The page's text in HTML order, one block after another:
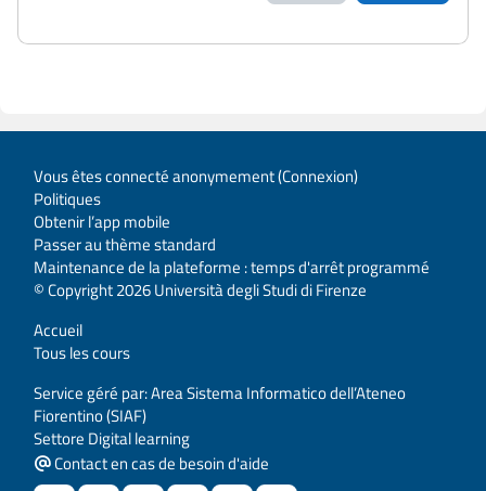
Vous êtes connecté anonymement (Connexion)
Politiques
Obtenir l’app mobile
Passer au thème standard
Maintenance de la plateforme : temps d'arrêt programmé
© Copyright 2026 Università degli Studi di Firenze
Accueil
Tous les cours
Service géré par: Area Sistema Informatico dell’Ateneo
Fiorentino (SIAF)
Settore Digital learning
Contact en cas de besoin d'aide